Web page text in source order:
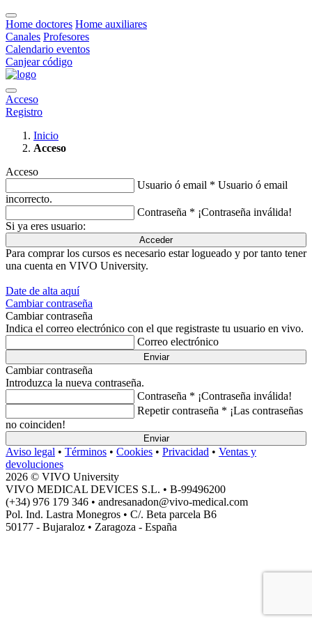
Home doctores Home auxiliares
Canales Profesores
Calendario eventos
Canjear código
Acceso
Registro
Inicio
Acceso
Acceso
Usuario ó email * Usuario ó email
incorrecto.
Contraseña * ¡Contraseña inválida!
Si ya eres usuario:
Acceder
Para comprar los cursos es necesario estar logueado y por tanto tener
una cuenta en VIVO University.
Date de alta aquí
Cambiar contraseña
Cambiar contraseña
Indica el correo electrónico con el que registraste tu usuario en vivo.
Correo electrónico
Enviar
Cambiar contraseña
Introduzca la nueva contraseña.
Contraseña * ¡Contraseña inválida!
Repetir contraseña * ¡Las contraseñas
no coinciden!
Enviar
Aviso legal • Términos • Cookies • Privacidad • Ventas y
devoluciones
2026 © VIVO University
VIVO MEDICAL DEVICES S.L. • B-99496200
(+34) 976 179 346 • andresanadon@vivo-medical.com
Pol. Ind. Lastra Monegros • C/. Beta parcela B6
50177 - Bujaraloz • Zaragoza - España